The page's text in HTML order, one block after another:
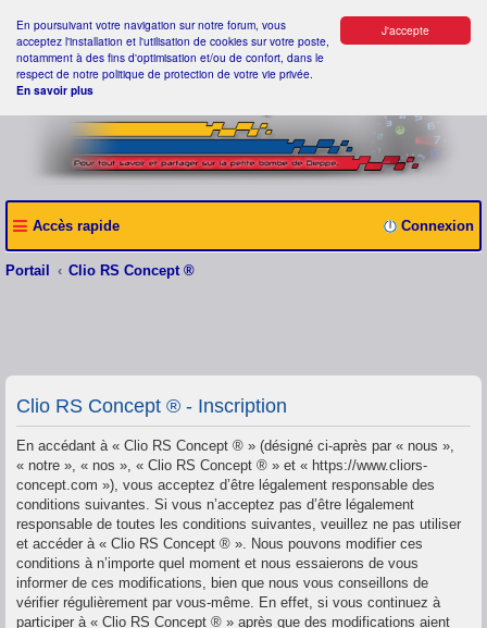
J'accepte
En poursuivant votre navigation sur notre forum, vous
acceptez l'installation et l'utilisation de cookies sur votre poste,
notamment à des fins d'optimisation et/ou de confort, dans le
respect de notre politique de protection de votre vie privée.
En savoir plus
Accès rapide Connexion
Portail Clio RS Concept ®
Clio RS Concept ® - Inscription
En accédant à « Clio RS Concept ® » (désigné ci-après par « nous »,
« notre », « nos », « Clio RS Concept ® » et « https://www.cliors-
concept.com »), vous acceptez d’être légalement responsable des
conditions suivantes. Si vous n’acceptez pas d’être légalement
responsable de toutes les conditions suivantes, veuillez ne pas utiliser
et accéder à « Clio RS Concept ® ». Nous pouvons modifier ces
conditions à n’importe quel moment et nous essaierons de vous
informer de ces modifications, bien que nous vous conseillons de
vérifier régulièrement par vous-même. En effet, si vous continuez à
participer à « Clio RS Concept ® » après que des modifications aient